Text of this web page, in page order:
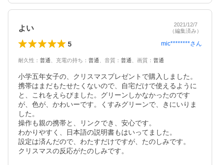
よい
2021/12/7
（編集済み）
5 mic********さん
耐久性 ： 普通 充電の持ち ： 普通 音質 ： 普通 画質 ： 普通
小学五年女子の、クリスマスプレゼントで購入しました。
携帯はまだもたせたくないので、自宅だけで使えるように
と、これをえらびました。グリーンしかなかったのです
が、色が、かわいーです。くすみグリーンで、きにいりま
した。
操作も親の携帯と、リンクでき、安心です。
わかりやすく、日本語の説明書もはいってました。
設定は済んだので、わたすだけですが、たのしみです。
クリスマスの反応がたのしみです。